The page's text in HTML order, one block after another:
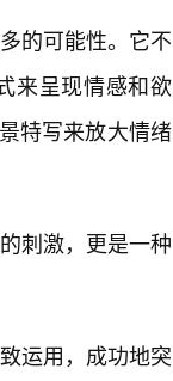
的可能性。它不
来呈现情感和欲
特写来放大情绪
刺激，更是一种
运用，成功地突